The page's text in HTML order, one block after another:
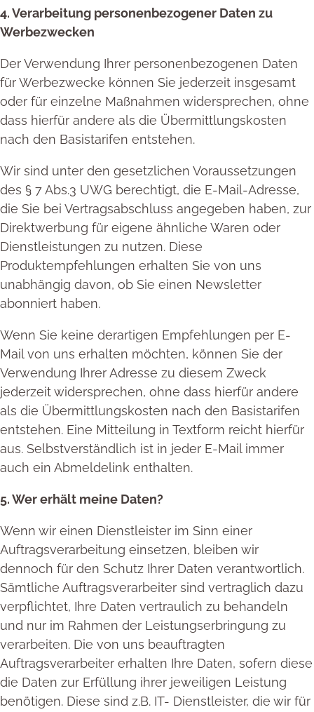
4. Verarbeitung personenbezogener Daten zu
Werbezwecken
Der Verwendung Ihrer personenbezogenen Daten
für Werbezwecke können Sie jederzeit insgesamt
oder für einzelne Maßnahmen widersprechen, ohne
dass hierfür andere als die Übermittlungskosten
nach den Basistarifen entstehen.
Wir sind unter den gesetzlichen Voraussetzungen
des § 7 Abs.3 UWG berechtigt, die E-Mail-Adresse,
die Sie bei Vertragsabschluss angegeben haben, zur
Direktwerbung für eigene ähnliche Waren oder
Dienstleistungen zu nutzen. Diese
Produktempfehlungen erhalten Sie von uns
unabhängig davon, ob Sie einen Newsletter
abonniert haben.
Wenn Sie keine derartigen Empfehlungen per E-
Mail von uns erhalten möchten, können Sie der
Verwendung Ihrer Adresse zu diesem Zweck
jederzeit widersprechen, ohne dass hierfür andere
als die Übermittlungskosten nach den Basistarifen
entstehen. Eine Mitteilung in Textform reicht hierfür
aus. Selbstverständlich ist in jeder E-Mail immer
auch ein Abmeldelink enthalten.
5. Wer erhält meine Daten?
Wenn wir einen Dienstleister im Sinn einer
Auftragsverarbeitung einsetzen, bleiben wir
dennoch für den Schutz Ihrer Daten verantwortlich.
Sämtliche Auftragsverarbeiter sind vertraglich dazu
verpflichtet, Ihre Daten vertraulich zu behandeln
und nur im Rahmen der Leistungserbringung zu
verarbeiten. Die von uns beauftragten
Auftragsverarbeiter erhalten Ihre Daten, sofern diese
die Daten zur Erfüllung ihrer jeweiligen Leistung
benötigen. Diese sind z.B. IT- Dienstleister, die wir für